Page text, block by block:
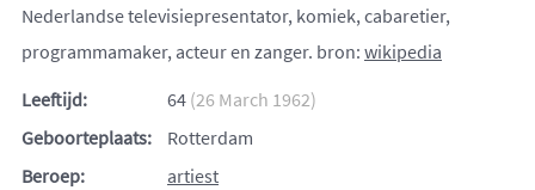
Nederlandse televisiepresentator, komiek, cabaretier,
programmamaker, acteur en zanger. bron: wikipedia
Leeftijd:
64 (26 March 1962)
Geboorteplaats:
Rotterdam
Beroep:
artiest